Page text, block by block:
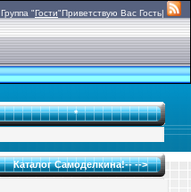
Группа "Гости"Приветствую Вас Гость|
*
Каталог Самоделкина!-- -->